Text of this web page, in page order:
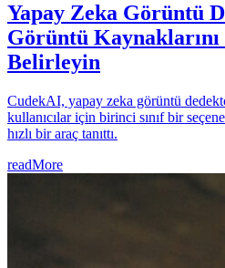
Yapay Zeka Görüntü
Görüntü
Belirleyin
CudekAI, yapay zeka görüntü
kullanıcılar için birinci sınıf bir
hızlı bir araç tanıttı.
readMore